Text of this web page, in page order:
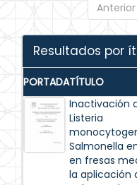
Anterior
Resultados por
PORTADATÍTULO
Inactivación
Listeria
Salmonella
en fresas
la aplicación